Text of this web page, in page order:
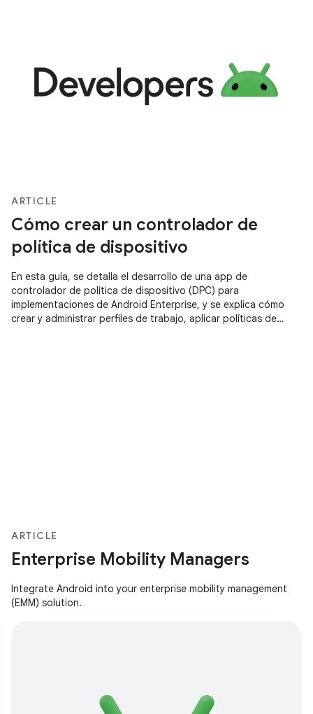
ARTICLE
Cómo crear un controlador de
política de dispositivo
En esta guía, se detalla el desarrollo de una app de
controlador de política de dispositivo (DPC) para
implementaciones de Android Enterprise, y se explica cómo
crear y administrar perfiles de trabajo, aplicar políticas de
ARTICLE
Enterprise Mobility Managers
Integrate Android into your enterprise mobility management
(EMM) solution.